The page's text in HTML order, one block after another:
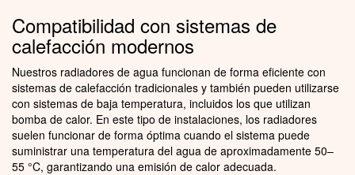
Compatibilidad con sistemas de
calefacción modernos
Nuestros radiadores de agua funcionan de forma eficiente con
sistemas de calefacción tradicionales y también pueden utilizarse
con sistemas de baja temperatura, incluidos los que utilizan
bomba de calor. En este tipo de instalaciones, los radiadores
suelen funcionar de forma óptima cuando el sistema puede
suministrar una temperatura del agua de aproximadamente 50–
55 °C, garantizando una emisión de calor adecuada.